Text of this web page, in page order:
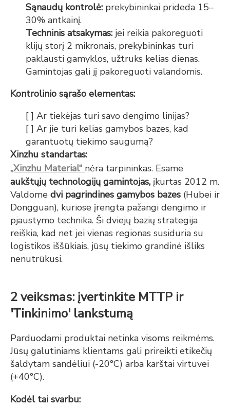
Sąnaudų kontrolė: prekybininkai prideda 15–
30% antkainį.
Techninis atsakymas: jei reikia pakoreguoti
klijų storį 2 mikronais, prekybininkas turi
paklausti gamyklos, užtruks kelias dienas.
Gamintojas gali jį pakoreguoti valandomis.
Kontrolinio sąrašo elementas:
[ ] Ar tiekėjas turi savo dengimo linijas?
[ ] Ar jie turi kelias gamybos bazes, kad
garantuotų tiekimo saugumą?
Xinzhu standartas:
„Xinzhu Material“ nėra tarpininkas. Esame
aukštųjų technologijų gamintojas, įkurtas 2012 m.
Valdome dvi pagrindines gamybos bazes (Hubei ir
Dongguan), kuriose įrengta pažangi dengimo ir
pjaustymo technika. Ši dviejų bazių strategija
reiškia, kad net jei vienas regionas susiduria su
logistikos iššūkiais, jūsų tiekimo grandinė išliks
nenutrūkusi.
2 veiksmas: įvertinkite MTTP ir
'Tinkinimo' lankstumą
Parduodami produktai netinka visoms reikmėms.
Jūsų galutiniams klientams gali prireikti etikečių
šaldytam sandėliui (-20°C) arba karštai virtuvei
(+40°C).
Kodėl tai svarbu: